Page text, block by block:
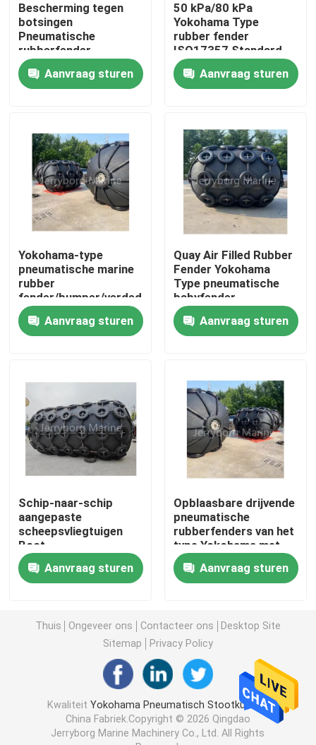
Huis
Producten
Fabrieksreis
Kwaliteitscontrole
Nieuws
Gevallen
hydro pneumatisch stootkussen
Drijvend Pneumatisch Stootkussen
Marien Rubberluchtkussen
schuim gevuld stootkussen
Schip lanceringsluchtkussen
Zware Opheffende Luchtkussens
Marine Navigation Buoy
Bescherming tegen
botsingen
Pneumatische
rubberfender
Aanvraag sturen
50 kPa/80 kPa
Yokohama Type
rubber fender
ISO17357 Standard
met hoge kwaliteit
bescherming
Aanvraag sturen
Yokohama-type
pneumatische marine
rubber
fender/bumper/verdediging
met ketting en
bandennet
Aanvraag sturen
Quay Air Filled Rubber
Fender Yokohama
Type pneumatische
babyfender
Aanvraag sturen
Schip-naar-schip
aangepaste
scheepsvliegtuigen
Boot
rubbervliegtuigen
Yokohama type
Pneumatische
Aanvraag sturen
Opblaasbare drijvende
pneumatische
rubberfenders van het
type Yokohama met
bandenketennet
Aanvraag sturen
Thuis Ongeveer ons Contacteer ons
Desktop Site
Sitemap
Privacy Policy
KwaliteitYokohama Pneumatisch Stootkussen
China Fabriek.Copyright © 2026 Qingdao
Jerryborg Marine Machinery Co., Ltd. All Rights